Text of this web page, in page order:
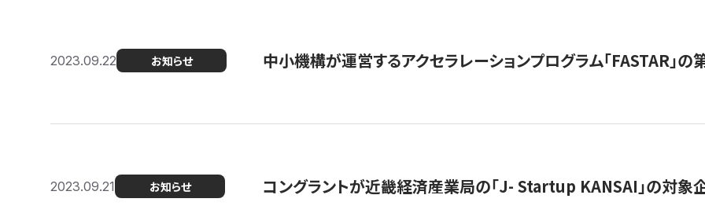
2023.09.22 お知らせ 中小機構が運営するアクセラレーションプログラム「FASTAR」
2023.09.21 お知らせ コングラントが近畿経済産業局の「J- Startup KANSAI」の対象